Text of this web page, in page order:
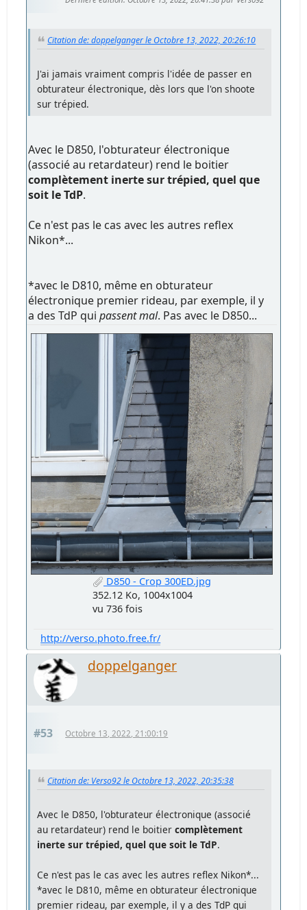
Citation de: doppelganger le Octobre 13, 2022, 20:26:10
J'ai jamais vraiment compris l'idée de passer en
obturateur électronique, dès lors que l'on shoote
sur trépied.
Avec le D850, l'obturateur électronique
(associé au retardateur) rend le boitier
complètement inerte sur trépied, quel que
soit le TdP.
Ce n'est pas le cas avec les autres reflex
Nikon*...
*avec le D810, même en obturateur
électronique premier rideau, par exemple, il y
a des TdP quipassent mal. Pas avec le D850...
D850 - Crop 300ED.jpg
352.12 Ko, 1004x1004
vu 736 fois
http://verso.photo.free.fr/
doppelganger
#53 Octobre 13, 2022, 21:00:19
Citation de: Verso92 le Octobre 13, 2022, 20:35:38
Avec le D850, l'obturateur électronique (associé
au retardateur) rend le boitiercomplètement
inerte sur trépied, quel que soit le TdP.
Ce n'est pas le cas avec les autres reflex Nikon*...
*avec le D810, même en obturateur électronique
premier rideau, par exemple, il y a des TdP qui